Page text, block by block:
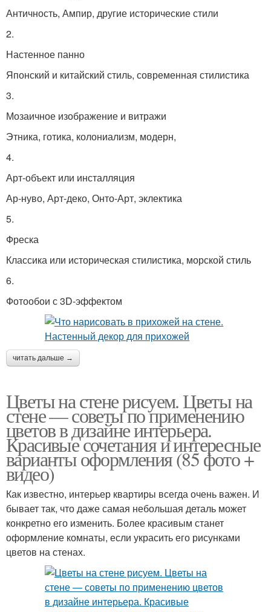
Античность, Ампир, другие исторические стили
2.
Настенное панно
Японский и китайский стиль, современная стилистика
3.
Мозаичное изображение и витражи
Этника, готика, колониализм, модерн,
4.
Арт-объект или инсталляция
Ар-нуво, Арт-деко, Онто-Арт, эклектика
5.
Фреска
Классика или историческая стилистика, морской стиль
6.
Фотообои с 3D-эффектом
читать дальше →
Цветы на стене рисуем. Цветы на
стене — советы по применению
цветов в дизайне интерьера.
Красивые сочетания и интересные
варианты оформления (85 фото +
видео)
Как известно, интерьер квартиры всегда очень важен. И
бывает так, что даже самая небольшая деталь может
конкретно его изменить. Более красивым станет
оформление комнаты, если украсить его рисунками
цветов на стенах.